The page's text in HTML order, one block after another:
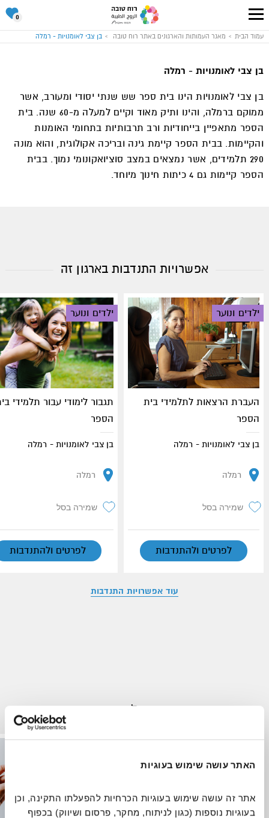
האתר עושה שימוש בעוגיות
עבור
לעמוד
0
סל
שלי
עמוד הבית מאגר העמותות והארגונים באתר רוח טובה בן צבי לאומנויות - רמלה
בן צבי לאומנויות - רמלה
בן צבי לאומנויות הינו בית ספר שש שנתי יסודי ומעורב, אשר
ממוקם ברמלה, והינו ותיק מאוד וקיים למעלה מ-60 שנה. בית
הספר מתאפיין בייחודיות ורב תרבותיות בתחומי האומנות
והקיימות. בבית הספר קיימת גינה ובריכה אקולוגית, והוא מונה
290 תלמידים, אשר נמצאים במצב סוציואקונומי נמוך. בבית
הספר קיימות גם 4 כיתות חינוך מיוחד.
אפשרויות התנדבות בארגון זה
ילדים ונוער
העברת הרצאות לתלמידי בית
הספר
בן צבי לאומנויות - רמלה
רמלה
שמירה בסל
לפרטים ולהתנדבות
ילדים ונוער
תגבור לימודי עבור תלמידי
הספר
בן צבי לאומנויות - רמלה
רמלה
שמירה בסל
לפרטים ולהתנדבות
עוד אפשרויות התנדבות
זקוקים לכם כעת